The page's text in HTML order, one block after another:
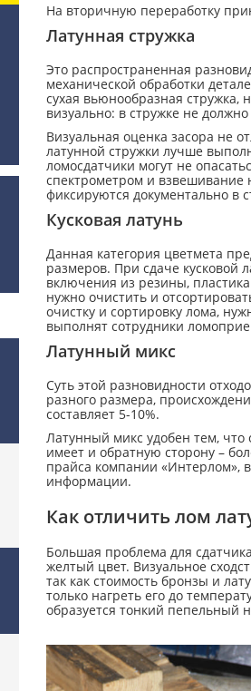
На вторичную переработку
Латунная стружка
Это распространенная
механической обработки
сухая вьюнообразная
визуально: в стружке не
Визуальная оценка засора не
латунной стружки лучше
ломосдатчики могут не
спектрометром и взвешивание
фиксируются документально в
Кусковая латунь
Данная категория цветмета
размеров. При сдаче кусковой
включения из резины,
нужно очистить и
очистку и сортировку лома,
выполнят сотрудники
Латунный микс
Суть этой разновидности
разного размера,
составляет 5-10%.
Латунный микс удобен тем, что
имеет и обратную сторону –
прайса компании «Интерлом»,
информации.
Как отличить лом
Большая проблема для
желтый цвет. Визуальное
так как стоимость бронзы и
только нагреть его до
образуется тонкий пепельный